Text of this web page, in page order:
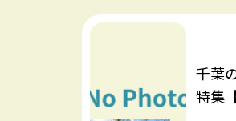
千葉
特集